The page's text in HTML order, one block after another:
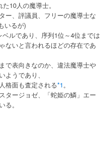
10人の魔導士。
ー、評議員、フリーの魔導士な
いるが)
ルであり、序列1位～4位までは
ないと言われるほどの存在であ
で表向きなのか、違法魔導士や
うであり、
格面も査定される*1。
タージョゼ、「蛇姫の鱗」エー
。